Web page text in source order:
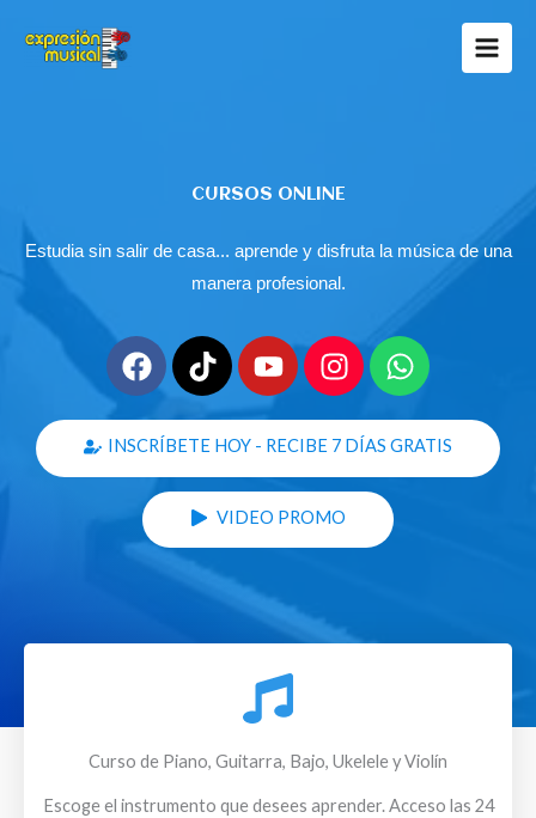
CURSOS ONLINE
Estudia sin salir de casa... aprende y disfruta la música de una
manera profesional.
F
a
e
b
o
o
k
T
i
k
t
o
k
Y
o
u
t
u
b
e
I
n
t
a
g
r
a
W
h
t
s
INSCRÍBETE HOY - RECIBE 7 DÍAS GRATIS
VIDEO PROMO
Curso de Piano, Guitarra, Bajo, Ukelele y Violín
Escoge el instrumento que desees aprender. Acceso las 24